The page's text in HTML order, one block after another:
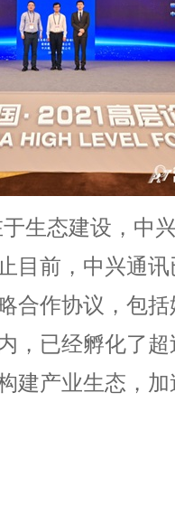
生态建设，中
目前，中兴通
合作协议，包
，已经孵化了
建产业生态，